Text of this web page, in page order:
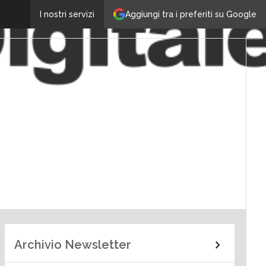
Aggiungi tra i preferiti su Google
I nostri servizi
Archivio Newsletter